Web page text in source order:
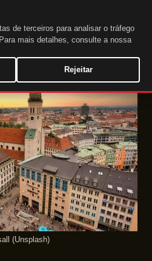
(Unsplash)
de terceiros para analisar o tráfego
mais detalhes, consulte a nossa
Rejeitar